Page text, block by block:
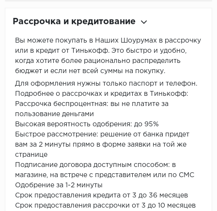
Рассрочка и кредитование
Вы можете покупать в Наших Шоурумах в рассрочку
или в кредит от Тинькофф. Это быстро и удобно,
когда хотите более рационально распределить
бюджет и если нет всей суммы на покупку.
Для оформления нужны только паспорт и телефон.
Подробнее о рассрочках и кредитах в Тинькофф:
Рассрочка беспроцентная: вы не платите за
пользование деньгами
Высокая вероятность одобрения: до 95%
Быстрое рассмотрение: решение от банка придет
вам за 2 минуты прямо в форме заявки на той же
странице
Подписание договора доступным способом: в
магазине, на встрече с представителем или по СМС
Одобрение за 1-2 минуты
Срок предоставления кредита от 3 до 36 месяцев
Срок предоставления рассрочки от 3 до 10 месяцев